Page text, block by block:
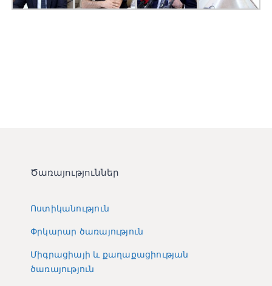
Ծառայություններ
Ոստիկանություն
Փրկարար ծառայություն
Միգրացիայի և քաղաքացիության
ծառայություն